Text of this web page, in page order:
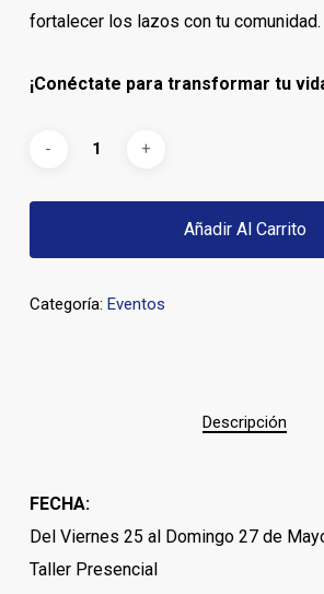
fortalecer los lazos con tu comunidad.
¡Conéctate para transformar tu
Añadir Al Carrito
Categoría: Eventos
Descripción
FECHA:
Del Viernes 25 al Domingo 27 de
Taller Presencial